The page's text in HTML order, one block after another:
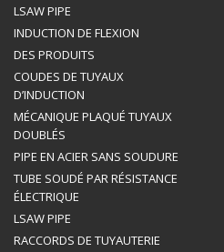
LSAW PIPE
INDUCTION DE FLEXION
DES PRODUITS
COUDES DE TUYAUX
D’INDUCTION
MÉCANIQUE PLAQUÉ TUYAUX
DOUBLÉS
PIPE EN ACIER SANS SOUDURE
TUBE SOUDÉ PAR RÉSISTANCE
ÉLECTRIQUE
LSAW PIPE
RACCORDS DE TUYAUTERIE